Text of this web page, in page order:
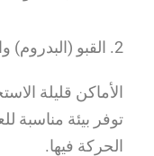
2. القبو (البدروم) والغرف غير المستخدمة
الأماكن قليلة
توفر بيئة مناسبة
الحركة فيها.